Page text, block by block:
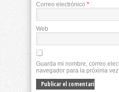
Correo electrónico *
Web
Guarda mi nombre, correo
navegador para la próxima